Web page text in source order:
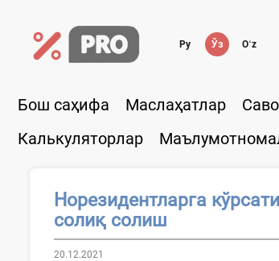
Ру Ўз Oʻz
Бош саҳифа Маслаҳатлар
Калькуляторлар
Норезидентларга
солиқ солиш
20.12.2021